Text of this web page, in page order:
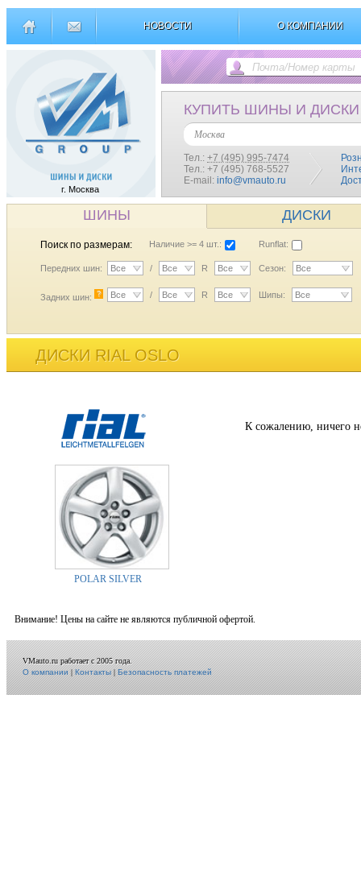
НОВОСТИ О КОМПАНИИ
г. Москва
КУПИТЬ ШИНЫ И ДИСКИ
Москва
Тел.: +7 (495) 995-7474
Тел.: +7 (495) 768-5527
E-mail: info@vmauto.ru
ШИНЫ ДИСКИ
Поиск по размерам: Наличие >= 4 шт.: Runflat:
Передних шин: Все / Все R Все Сезон: Все
Задних шин: ? Все / Все R Все Шипы: Все
ДИСКИ RIAL OSLO
POLAR SILVER
К сожалению, ничего
Внимание! Цены на сайте не являются публичной офертой.
VMauto.ru работает с 2005 года.
О компании|Контакты|Безопасность платежей